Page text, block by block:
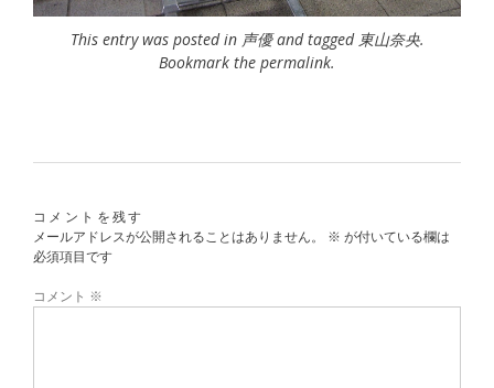
This entry was posted in 声優and tagged 東山奈央.
Bookmark the permalink.
コメントを残す
メールアドレスが公開されることはありません。
※ が付いている欄は
必須項目です
コメント ※